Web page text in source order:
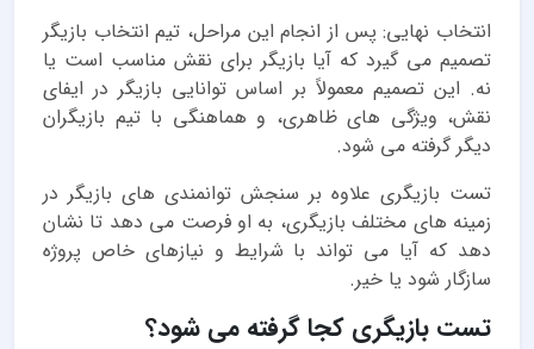
انتخاب نهایی: پس از انجام این مراحل، تیم انتخاب بازیگر
تصمیم می گیرد که آیا بازیگر برای نقش مناسب است یا
نه. این تصمیم معمولاً بر اساس توانایی بازیگر در ایفای
نقش، ویژگی های ظاهری، و هماهنگی با تیم بازیگران
دیگر گرفته می شود.
تست بازیگری علاوه بر سنجش توانمندی های بازیگر در
زمینه های مختلف بازیگری، به او فرصت می دهد تا نشان
دهد که آیا می تواند با شرایط و نیازهای خاص پروژه
سازگار شود یا خیر.
تست بازیگری کجا گرفته می شود؟